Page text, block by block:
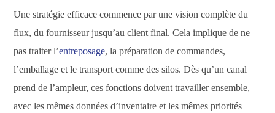
Une stratégie efficace commence par une vision complète du
flux, du fournisseur jusqu’au client final. Cela implique de ne
pas traiter l’entreposage, la préparation de commandes,
l’emballage et le transport comme des silos. Dès qu’un canal
prend de l’ampleur, ces fonctions doivent travailler ensemble,
avec les mêmes données d’inventaire et les mêmes priorités